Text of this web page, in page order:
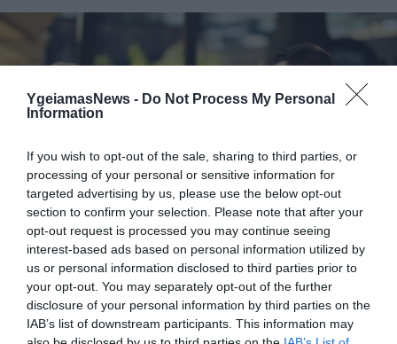
YgeiamasNews - Do Not Process My Personal
Information
If you wish to opt-out of the sale, sharing to third parties, or
processing of your personal or sensitive information for
targeted advertising by us, please use the below opt-out
section to confirm your selection. Please note that after your
opt-out request is processed you may continue seeing
interest-based ads based on personal information utilized by
us or personal information disclosed to third parties prior to
your opt-out. You may separately opt-out of the further
disclosure of your personal information by third parties on the
IAB’s list of downstream participants. This information may
04.04.2026 00:01
Τρία πράγματα για τα οποία δεν πρέπει να
μιλάει κάποιος άντρας στο πρώτο
ραντεβού